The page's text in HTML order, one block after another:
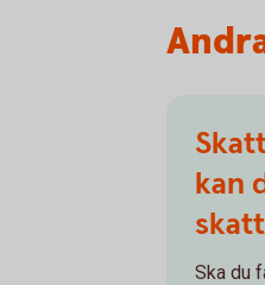
kan
Ska du